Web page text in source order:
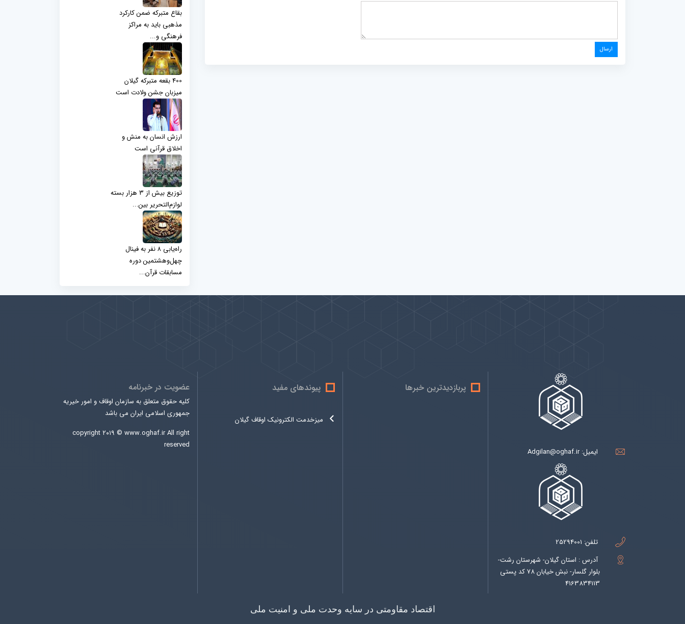
بقاع متبرکه ضمن کارکرد
مذهبی باید به مراکز
فرهنگی و...
400 بقعه متبرکه گیلان
میزبان جشن ولادت است
ارزش انسان به منش و
اخلاق قرآنی است
توزیع بیش از ۳ هزار بسته
لوازم‌التحریر بین...
راه‌یابی ۸ نفر به فینال
چهل‌وهشتمین دوره
مسابقات قرآن...
ایمیل:Adgilan@oghaf.ir
تلفن: 25294001
آدرس : استان گیلان- شهرستان رشت-
بلوار گلسار- نبش خیابان 78 کد پستی
4163834113
پربازدیدترین خبرها پیوندهای مفید
میزخدمت الکترونیک اوقاف گیلان
عضویت در خبرنامه
کلیه حقوق متعلق به سازمان اوقاف و امور خیریه
جمهوری اسلامی ایران می باشد
copyright ۲۰۱۹ © www.oghaf.irAll right
reserved
اقتصاد مقاومتی در سایه وحدت ملی و امنیت ملی